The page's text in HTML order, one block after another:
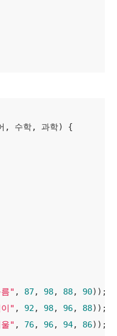
, 수학, 과학) {
" , 87, 98, 88, 90));
" , 92, 98, 96, 88));
" , 76, 96, 94, 86));